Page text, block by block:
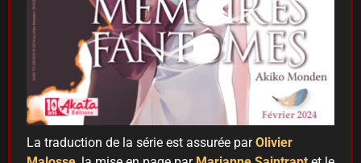
La traduction de la série est assurée parOlivier